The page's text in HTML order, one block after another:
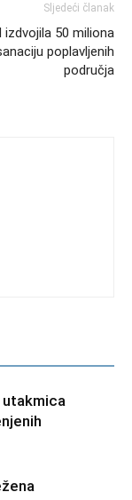
Sljedeći članak
izdvojila 50 miliona
poplavljenih
područja